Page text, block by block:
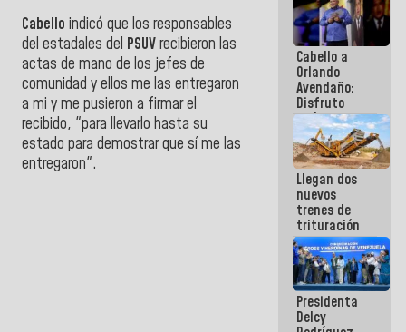
Cabello indicó que los responsables
del estadales del PSUVrecibieron las
actas de mano de los jefes de
comunidad y ellos me las entregaron
a mi y me pusieron a firmar el
recibido, "para llevarlo hasta su
estado para demostrar que sí me las
entregaron".
Cabello a
Orlando
Avendaño:
Disfruto
cada vez
que escribes
porque lo
que haces
es
embarrarla
Llegan dos
nuevos
trenes de
trituración
para
optimizar
manejo de
escombros
en La Guaira
Presidenta
Delcy